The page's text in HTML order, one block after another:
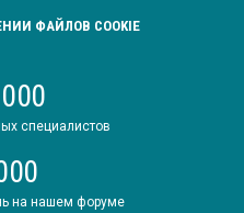
ФАЙЛОВ COOKIE
специалистов
на нашем форуме